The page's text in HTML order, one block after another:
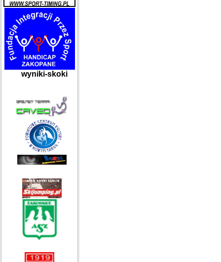
wyniki-skoki